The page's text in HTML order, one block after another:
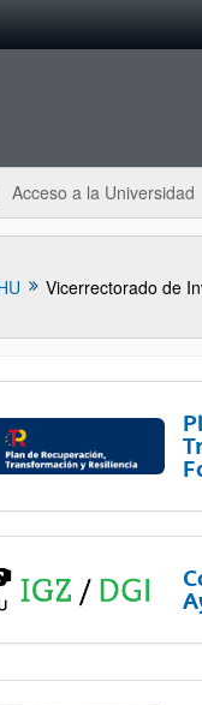
Acceso a la Universidad
Vicerrectorado de